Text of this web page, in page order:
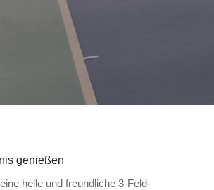
genießen
helle und freundliche 3-Feld-